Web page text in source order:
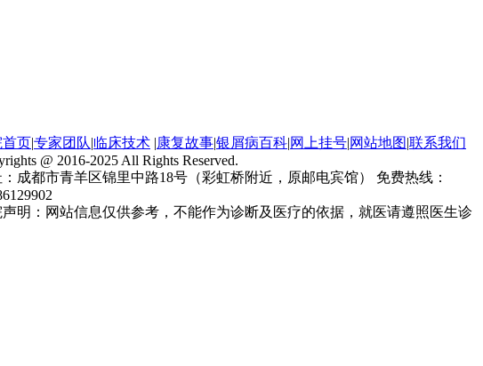
首页|专家团队|临床技术 |康复故事|银屑病百科|网上挂号|网站地图|联系我们
@ 2016-2025 All Rights Reserved.
成都市青羊区锦里中路18号（彩虹桥附近，原邮电宾馆） 免费热线：
明：网站信息仅供参考，不能作为诊断及医疗的依据，就医请遵照医生诊